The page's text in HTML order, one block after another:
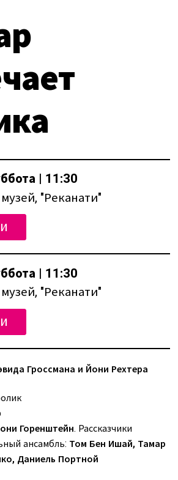
| 11:30
"Реканати"
| 11:30
"Реканати"
Гроссмана и Йони Рехтера
Горенштейн. Рассказчики
ансамбль: Том Бен Ишай, Тамар
Даниель Портной